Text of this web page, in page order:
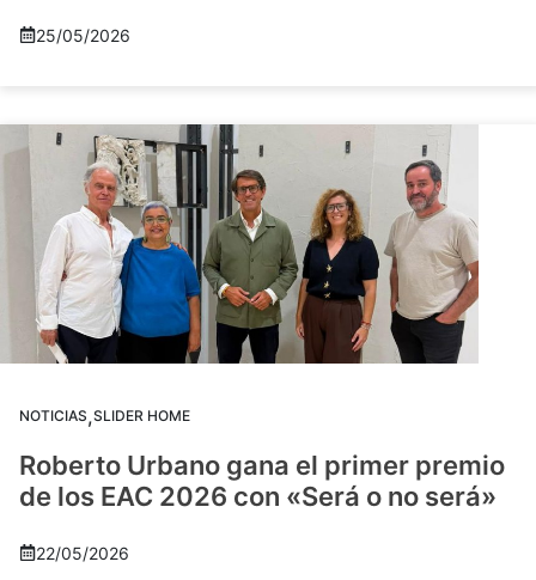
25/05/2026
NOTICIAS,SLIDER HOME
Roberto Urbano gana el primer premio
de los EAC 2026 con «Será o no será»
22/05/2026